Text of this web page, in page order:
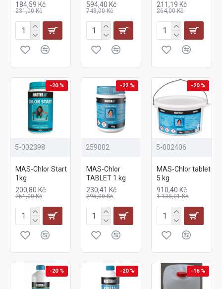
184,59 Kč
231,00 Kč
594,40 Kč
743,00 Kč
211,19 Kč
264,00 Kč
-20 %
5-002398
MAS-Chlor Start
1kg
200,80 Kč
251,00 Kč
-22 %
259002
MAS-Chlor
TABLET 1 kg
230,41 Kč
295,00 Kč
-20 %
5-002406
MAS-Chlor tablet
5 kg
910,40 Kč
1 138,01 Kč
-20 % -20 % -16 %